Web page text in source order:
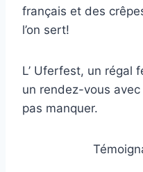
français et des
l’on sert!
L’ Uferfest, un régal
un rendez-vous
pas manquer.